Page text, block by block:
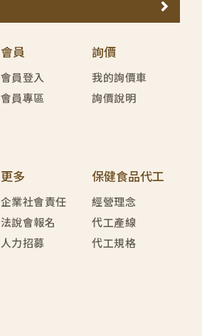
會員
會員登入
會員專區
詢價
我的詢價車
詢價說明
更多
企業社會責任
法說會報名
人力招募
保健食品代工
經營理念
代工產線
代工規格